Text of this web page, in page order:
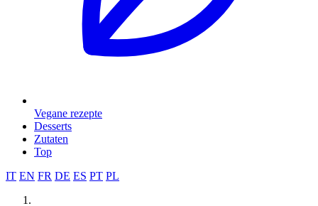
Vegane rezepte
Desserts
Zutaten
Top
IT EN FR DE ES PT PL